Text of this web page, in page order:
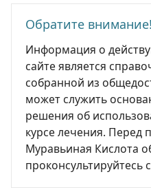
Обратите внимание!
Информация о
сайте является
собранной из
может служить
решения об
курсе лечения. Перед
Муравьиная Кислота